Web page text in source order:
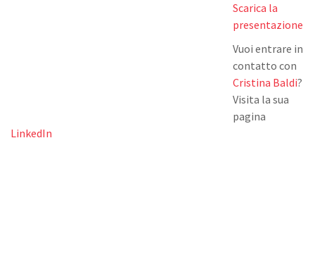
Scarica la
presentazione
Vuoi entrare in
contatto con
Cristina Baldi?
Visita la sua
pagina
LinkedIn